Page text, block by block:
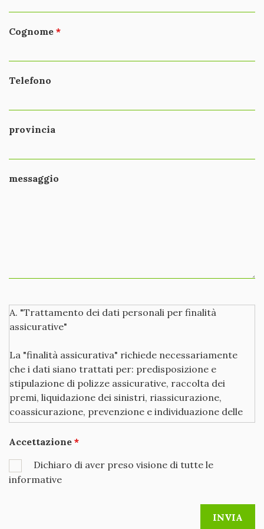
Cognome
Telefono
provincia
messaggio
A. "Trattamento dei dati personali per finalità
assicurative"
La "finalità assicurativa" richiede necessariamente
che i dati siano trattati per: predisposizione e
stipulazione di polizze assicurative, raccolta dei
premi, liquidazione dei sinistri, riassicurazione,
coassicurazione, prevenzione e individuazione delle
frodi assicurative, esercizio e difesa di diritti
dell'assicuratore, adempimento di altri specifici
clientela, gestione e controllo interno, attività
statistiche. Al fine di fornirLe i servizi e/o i prodotti
Accettazione
Dichiaro di aver preso visione di tutte le
informative